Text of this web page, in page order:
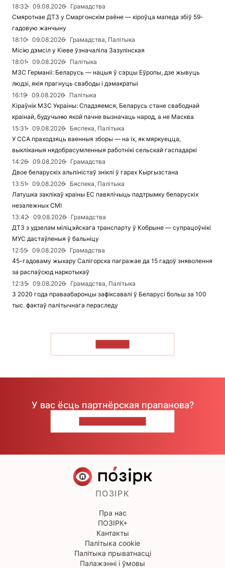
18:32
09.08.2026
Грамадства
Смяротнае ДТЗ у Смаргонскім раёне — кіроўца мапеда збіў 59-
гадовую жанчыну
18:10
09.08.2026
Грамадства, Палітыка
Місію дэмсіл у Кіеве ўзначаліла Зазулінская
18:01
09.08.2026
Палітыка
МЗС Германіі: Беларусь — нацыя ў сэрцы Еўропы, дзе жывуць
людзі, якія прагнуць свабоды і дэмакратыі
16:19
09.08.2026
Палітыка
Кіраўнік МЗС Украіны: Спадзяемся, Беларусь стане свабоднай
краінай, будучыню якой пачне вызначаць народ, а не Масква
15:31
09.08.2026
Бяспека, Палітыка
У ССА праходзяць ваенныя зборы — на іх, як мяркуецца,
выкліканыя нядобрасумленныя работнікі сельскай гаспадаркі
14:26
09.08.2026
Грамадства
Двое беларускіх альпіністаў зніклі ў гарах Кыргызстана
13:51
09.08.2026
Бяспека, Палітыка
Латушка заклікаў краіны ЕС павялічыць падтрымку беларускіх
незалежных СМІ
13:42
09.08.2026
Грамадства
ДТЗ з удзелам міліцэйскага транспарту ў Кобрыне — супрацоўнікі
МУС дастаўленыя ў бальніцу
12:55
09.08.2026
Грамадства
45-гадоваму жыхару Салігорска пагражае да 15 гадоў зняволення
за распаўсюд наркотыкаў
12:35
09.08.2026
Грамадства, Палітыка
З 2020 года праваабаронцы зафіксавалі ў Беларусі больш за 100
тыс. фактаў палітычнага пераследу
У вас ёсць партнёрская прапанова?
ПОЗІРК
Пра нас
ПОЗІРК+
Кантакты
Палітыка cookie
Палітыка прыватнасці
Палажэнні і ўмовы